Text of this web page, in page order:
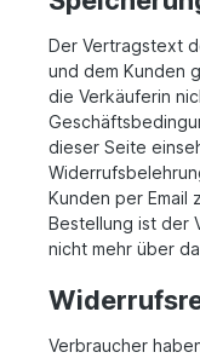
Der Vertragstext
und dem Kunden
die Verkäuferin
dieser Seite
Kunden per Email
Bestellung ist der
nicht mehr über
Verbraucher